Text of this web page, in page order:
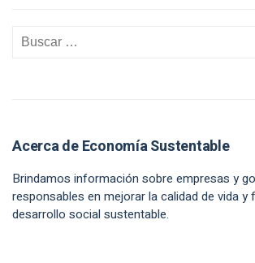
Acerca de Economía Sustentable
Brindamos información sobre empresas y
responsables en mejorar la calidad de vida y
desarrollo social sustentable.